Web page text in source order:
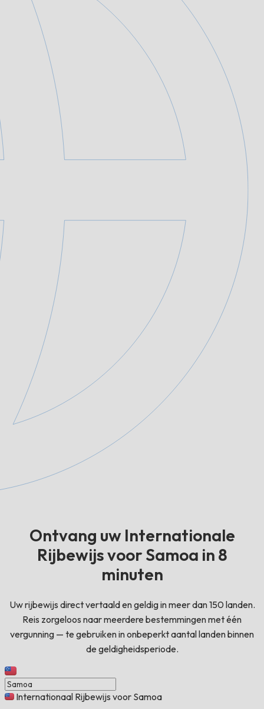
Ontvang uw Internationale
Rijbewijs voor Samoa in 8
minuten
Uw rijbewijs direct vertaald en geldig in meer dan 150 landen.
Reis zorgeloos naar meerdere bestemmingen met één
vergunning — te gebruiken in onbeperkt aantal landen binnen
de geldigheidsperiode.
Internationaal Rijbewijs voor Samoa